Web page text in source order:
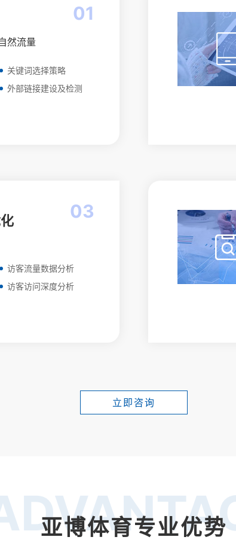
01
然流量
关键词选择策略
外部链接建设及检测
03
访客流量数据分析
访客访问深度分析
立即咨询
亚博体育专业优势